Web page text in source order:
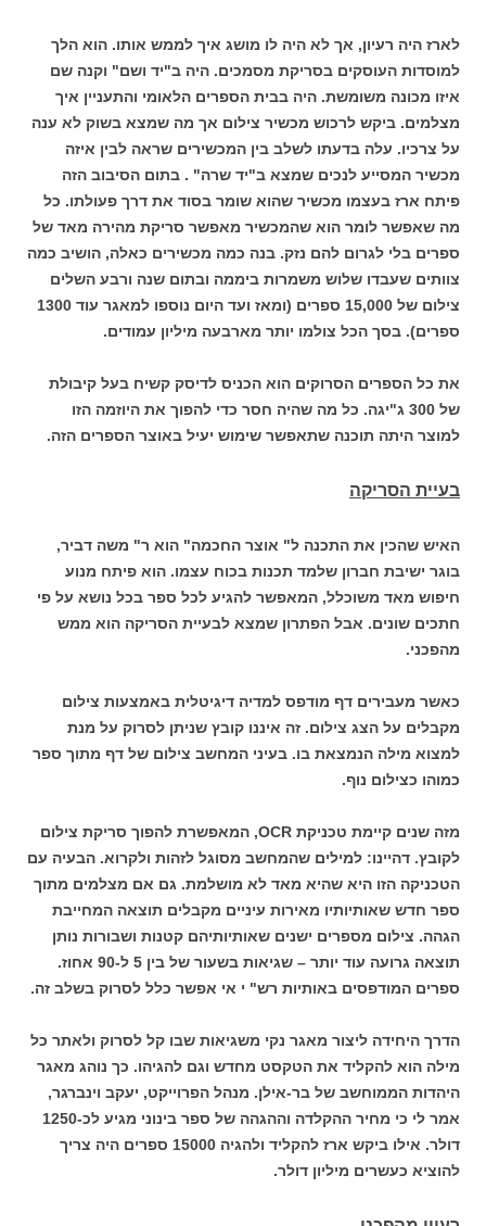
לארז היה רעיון, אך לא היה לו מושג איך לממש אותו. הוא הלך
למוסדות העוסקים בסריקת מסמכים. היה ב"יד ושם" וקנה שם
איזו מכונה משומשת. היה בבית הספרים הלאומי והתעניין איך
מצלמים. ביקש לרכוש מכשיר צילום אך מה שמצא בשוק לא ענה
על צרכיו. עלה בדעתו לשלב בין המכשירים שראה לבין איזה
מכשיר המסייע לנכים שמצא ב"יד שרה" . בתום הסיבוב הזה
פיתח ארז בעצמו מכשיר שהוא שומר בסוד את דרך פעולתו. כל
מה שאפשר לומר הוא שהמכשיר מאפשר סריקת מהירה מאד של
ספרים בלי לגרום להם נזק. בנה כמה מכשירים כאלה, הושיב כמה
צוותים שעבדו שלוש משמרות ביממה ובתום שנה ורבע השלים
צילום של 15,000 ספרים (ומאז ועד היום נוספו למאגר עוד 1300
ספרים). בסך הכל צולמו יותר מארבעה מיליון עמודים.
את כל הספרים הסרוקים הוא הכניס לדיסק קשיח בעל קיבולת
של 300 ג"יגה. כל מה שהיה חסר כדי להפוך את היוזמה הזו
למוצר היתה תוכנה שתאפשר שימוש יעיל באוצר הספרים הזה.
בעיית הסריקה
האיש שהכין את התכנה ל" אוצר החכמה" הוא ר" משה דביר,
בוגר ישיבת חברון שלמד תכנות בכוח עצמו. הוא פיתח מנוע
חיפוש מאד משוכלל, המאפשר להגיע לכל ספר בכל נושא על פי
חתכים שונים. אבל הפתרון שמצא לבעיית הסריקה הוא ממש
מהפכני.
כאשר מעבירים דף מודפס למדיה דיגיטלית באמצעות צילום
מקבלים על הצג צילום. זה איננו קובץ שניתן לסרוק על מנת
למצוא מילה הנמצאת בו. בעיני המחשב צילום של דף מתוך ספר
כמוהו כצילום נוף.
מזה שנים קיימת טכניקת OCR, המאפשרת להפוך סריקת צילום
לקובץ. דהיינו: למילים שהמחשב מסוגל לזהות ולקרוא. הבעיה עם
הטכניקה הזו היא שהיא מאד לא מושלמת. גם אם מצלמים מתוך
ספר חדש שאותיותיו מאירות עיניים מקבלים תוצאה המחייבת
הגהה. צילום מספרים ישנים שאותיותיהם קטנות ושבורות נותן
תוצאה גרועה עוד יותר – שגיאות בשעור של בין 5 ל-90 אחוז.
ספרים המודפסים באותיות רש" י אי אפשר כלל לסרוק בשלב זה.
הדרך היחידה ליצור מאגר נקי משגיאות שבו קל לסרוק ולאתר כל
מילה הוא להקליד את הטקסט מחדש וגם להגיהו. כך נוהג מאגר
היהדות הממוחשב של בר-אילן. מנהל הפרוייקט, יעקב וינברגר,
אמר לי כי מחיר ההקלדה וההגהה של ספר בינוני מגיע לכ-1250
דולר. אילו ביקש ארז להקליד ולהגיה 15000 ספרים היה צריך
להוציא כעשרים מיליון דולר.